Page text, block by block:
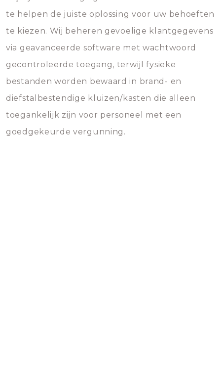
te helpen de juiste oplossing voor uw behoeften
te kiezen. Wij beheren gevoelige klantgegevens
via geavanceerde software met wachtwoord
gecontroleerde toegang, terwijl fysieke
bestanden worden bewaard in brand- en
diefstalbestendige kluizen/kasten die alleen
toegankelijk zijn voor personeel met een
goedgekeurde vergunning.